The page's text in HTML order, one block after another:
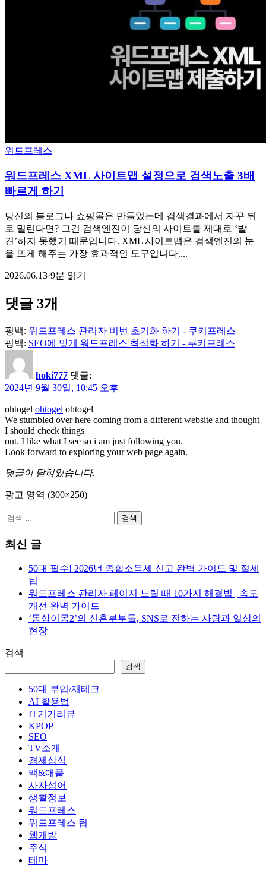
워드프레스
워드프레스 XML 사이트맵 설정으로 검색노출 3배
빠르게 하기
당신의 블로그나 쇼핑몰은 만들었는데 검색결과에서 자꾸 뒤
로 밀린다면? 그건 검색엔진이 당신의 사이트를 제대로 ‘발
견’하지 못했기 때문입니다. XML 사이트맵은 검색엔진의 눈
을 뜨게 해주는 가장 효과적인 도구입니다....
2026.06.13·9분 읽기
댓글 3개
핑백: 워드프레스 관리자 비번 초기화 하기 - 쿠키프레스
핑백: SEO에 맞게 워드프레스 최적화 하기 - 쿠키프레스
hoki777 댓글:
2024년 9월 30일, 10:45 오후
ohtogel ohtogel ohtogel
We stumbled over here coming from a different website and thought
I should check things
out. I like what I see so i am just following you.
Look forward to exploring your web page again.
댓글이 닫혀있습니다.
광고 영역 (300×250)
검
최신 글
50대 필수! 2026년 종합소득세 신고 완벽 가이드 및 절세
팁
워드프레스 관리자 페이지 느릴 때 10가지 해결법 | 속도
개선 완벽 가이드
‘동상이몽2’의 신혼부부들, SNS로 전하는 사랑과 일상의
현장
검색
검색
50대 부업/재테크
AI 활용법
IT기기리뷰
KPOP
SEO
TV소개
경제상식
맥&애플
사자성어
생활정보
워드프레스
워드프레스 팁
웹개발
주식
테마